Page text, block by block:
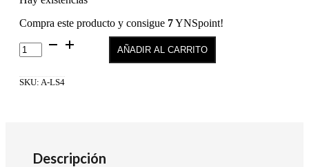
Compra este producto y consigue 7YNSpoint!
Gel
Polish
cantidad
AÑADIR AL CARRITO
SKU: A-LS4
Descripción